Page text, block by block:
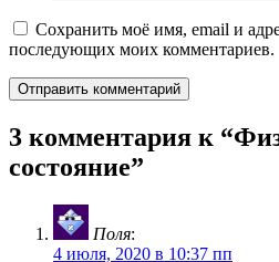
Сохранить моё имя, email и
последующих моих комментариев.
3 комментария к “
состояние”
Поля:
4 июля, 2020 в 10:37 пп